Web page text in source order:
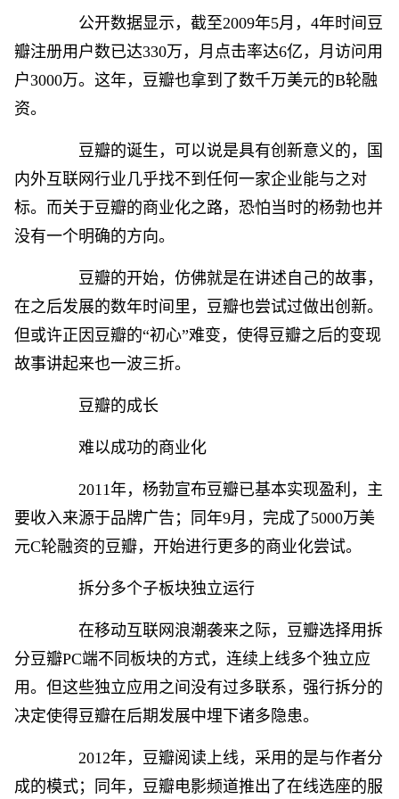
公开数据显示，截至2009年5月，4年时间豆
瓣注册用户数已达330万，月点击率达6亿，月访问用
户3000万。这年，豆瓣也拿到了数千万美元的B轮融
资。
豆瓣的诞生，可以说是具有创新意义的，国
内外互联网行业几乎找不到任何一家企业能与之对
标。而关于豆瓣的商业化之路，恐怕当时的杨勃也并
没有一个明确的方向。
豆瓣的开始，仿佛就是在讲述自己的故事，
在之后发展的数年时间里，豆瓣也尝试过做出创新。
但或许正因豆瓣的“初心”难变，使得豆瓣之后的变现
故事讲起来也一波三折。
豆瓣的成长
难以成功的商业化
2011年，杨勃宣布豆瓣已基本实现盈利，主
要收入来源于品牌广告；同年9月，完成了5000万美
元C轮融资的豆瓣，开始进行更多的商业化尝试。
拆分多个子板块独立运行
在移动互联网浪潮袭来之际，豆瓣选择用拆
分豆瓣PC端不同板块的方式，连续上线多个独立应
用。但这些独立应用之间没有过多联系，强行拆分的
决定使得豆瓣在后期发展中埋下诸多隐患。
2012年，豆瓣阅读上线，采用的是与作者分
成的模式；同年，豆瓣电影频道推出了在线选座的服